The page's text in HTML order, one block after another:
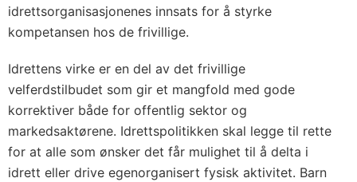
idrettsorganisasjonenes innsats for å styrke
kompetansen hos de frivillige.
Idrettens virke er en del av det frivillige
velferdstilbudet som gir et mangfold med gode
korrektiver både for offentlig sektor og
markedsaktørene. Idrettspolitikken skal legge til rette
for at alle som ønsker det får mulighet til å delta i
idrett eller drive egenorganisert fysisk aktivitet. Barn